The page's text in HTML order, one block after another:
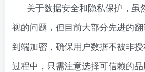
关于数据安全和隐私保护，虽
视的问题，但目前大部分先进的
到端加密，确保用户数据不被非
过程中，只需注意选择可信赖的